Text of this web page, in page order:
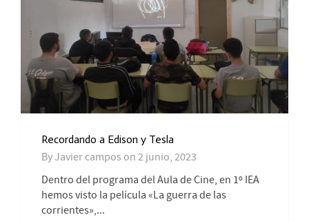
Recordando a Edison y Tesla
ByJavier campos on 2 junio, 2023
Dentro del programa del Aula de Cine, en 1º IEA
hemos visto la película «La guerra de las
corrientes»,...